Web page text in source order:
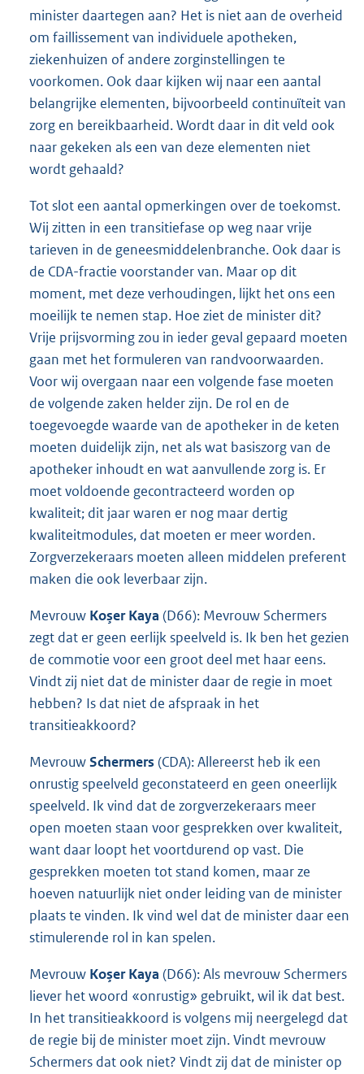
minister daartegen aan? Het is niet aan de overheid
om faillissement van individuele apotheken,
ziekenhuizen of andere zorginstellingen te
voorkomen. Ook daar kijken wij naar een aantal
belangrijke elementen, bijvoorbeeld continuïteit van
zorg en bereikbaarheid. Wordt daar in dit veld ook
naar gekeken als een van deze elementen niet
wordt gehaald?
Tot slot een aantal opmerkingen over de toekomst.
Wij zitten in een transitiefase op weg naar vrije
tarieven in de geneesmiddelenbranche. Ook daar is
de CDA-fractie voorstander van. Maar op dit
moment, met deze verhoudingen, lijkt het ons een
moeilijk te nemen stap. Hoe ziet de minister dit?
Vrije prijsvorming zou in ieder geval gepaard moeten
gaan met het formuleren van randvoorwaarden.
Voor wij overgaan naar een volgende fase moeten
de volgende zaken helder zijn. De rol en de
toegevoegde waarde van de apotheker in de keten
moeten duidelijk zijn, net als wat basiszorg van de
apotheker inhoudt en wat aanvullende zorg is. Er
moet voldoende gecontracteerd worden op
kwaliteit; dit jaar waren er nog maar dertig
kwaliteitmodules, dat moeten er meer worden.
Zorgverzekeraars moeten alleen middelen preferent
maken die ook leverbaar zijn.
Mevrouw Koşer Kaya (D66): Mevrouw Schermers
zegt dat er geen eerlijk speelveld is. Ik ben het gezien
de commotie voor een groot deel met haar eens.
Vindt zij niet dat de minister daar de regie in moet
hebben? Is dat niet de afspraak in het
transitieakkoord?
MevrouwSchermers (CDA): Allereerst heb ik een
onrustig speelveld geconstateerd en geen oneerlijk
speelveld. Ik vind dat de zorgverzekeraars meer
open moeten staan voor gesprekken over kwaliteit,
want daar loopt het voortdurend op vast. Die
gesprekken moeten tot stand komen, maar ze
hoeven natuurlijk niet onder leiding van de minister
plaats te vinden. Ik vind wel dat de minister daar een
stimulerende rol in kan spelen.
Mevrouw Koşer Kaya (D66): Als mevrouw Schermers
liever het woord «onrustig» gebruikt, wil ik dat best.
In het transitieakkoord is volgens mij neergelegd dat
de regie bij de minister moet zijn. Vindt mevrouw
Schermers dat ook niet? Vindt zij dat de minister op